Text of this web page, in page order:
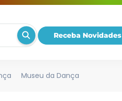
Receba Novidades
Museu da Dança